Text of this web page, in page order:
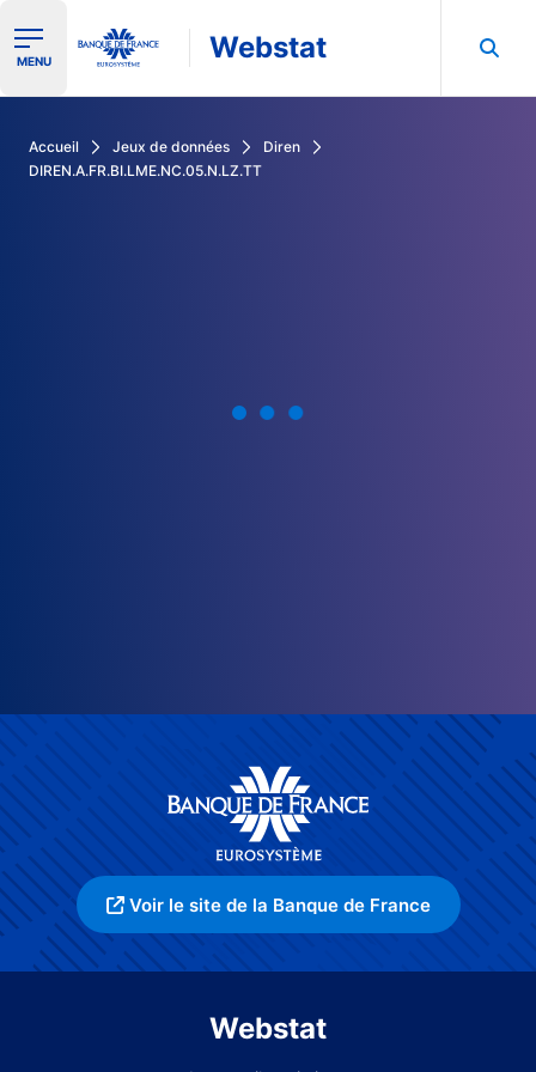
Ouvrir le menu de navigation
MENU Webstat
Accueil Jeux de données
Diren
DIREN.A.FR.BI.LME.NC.05.N.LZ.TT
Voir le site de la Banque de France
Webstat